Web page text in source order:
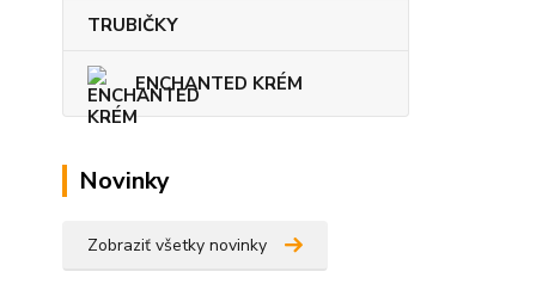
TRUBIČKY
ENCHANTED KRÉM
Novinky
Zobraziť všetky novinky